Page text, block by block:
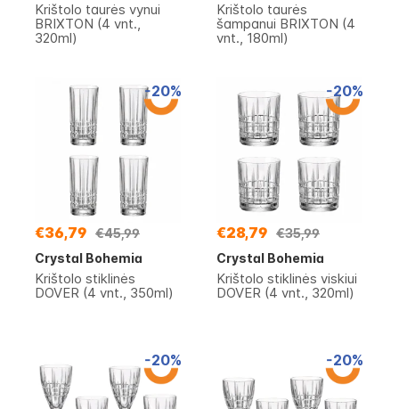
Krištolo taurės vynui
BRIXTON (4 vnt.,
320ml)
Krištolo taurės
šampanui BRIXTON (4
vnt., 180ml)
-20%
€36,79 €45,99
Crystal Bohemia
Krištolo stiklinės
DOVER (4 vnt., 350ml)
-20%
€28,79 €35,99
Crystal Bohemia
Krištolo stiklinės viskiui
DOVER (4 vnt., 320ml)
-20% -20%